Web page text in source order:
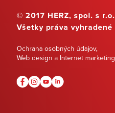
© 2017 HERZ, spol. s r.o.
Všetky práva vyhradené
Ochrana osobných údajov,
Web design a Internet marketing